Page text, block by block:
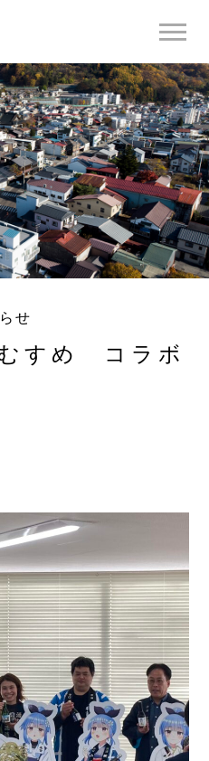
せ
すめ コラボ